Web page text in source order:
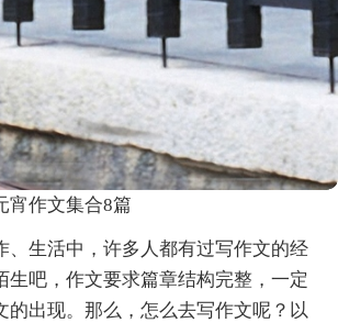
宵作文集合8篇
、生活中，许多人都有过写作文的经
生吧，作文要求篇章结构完整，一定
的出现。那么，怎么去写作文呢？以